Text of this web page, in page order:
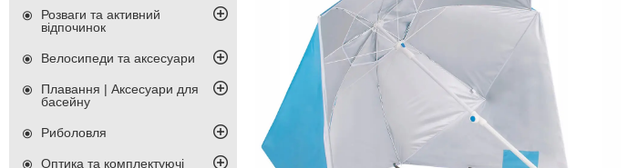
Розваги та активний
відпочинок
Велосипеди та аксесуари
Плавання | Аксесуари для
басейну
Риболовля
Оптика та комплектуючі